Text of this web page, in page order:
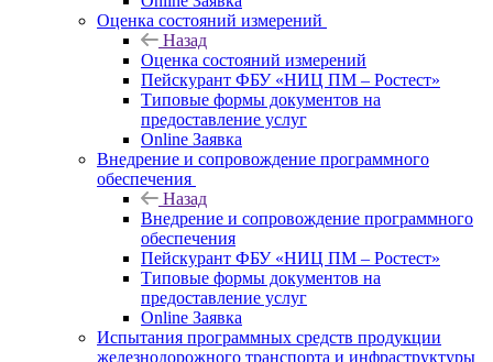
Оценка состояний измерений
Назад
Оценка состояний измерений
Пейскурант ФБУ «НИЦ ПМ – Ростест»
Типовые формы документов на
предоставление услуг
Online Заявка
Внедрение и сопровождение программного
обеспечения
Назад
Внедрение и сопровождение программного
обеспечения
Пейскурант ФБУ «НИЦ ПМ – Ростест»
Типовые формы документов на
предоставление услуг
Online Заявка
Испытания программных средств продукции
железнодорожного транспорта и инфраструктуры